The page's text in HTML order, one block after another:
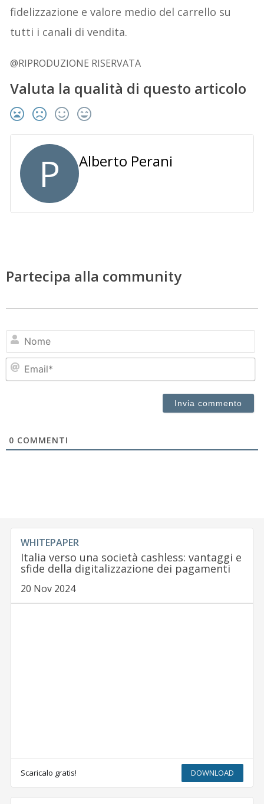
fidelizzazione e valore medio del carrello su
tutti i canali di vendita.
@RIPRODUZIONE RISERVATA
Valuta la qualità di questo articolo
P Alberto Perani
Partecipa alla community
0 COMMENTI
WHITEPAPER
Italia verso una società cashless: vantaggi e
sfide della digitalizzazione dei pagamenti
20 Nov 2024
Scaricalo gratis! DOWNLOAD